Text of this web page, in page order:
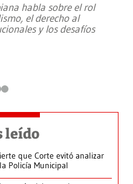
habla sobre el rol
el derecho al
y los desafíos
leído
que Corte evitó analizar
Policía Municipal